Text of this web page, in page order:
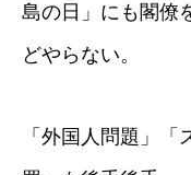
島の日」にも閣僚
どやらない。
「外国人問題」